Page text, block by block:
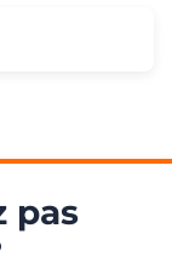
pas